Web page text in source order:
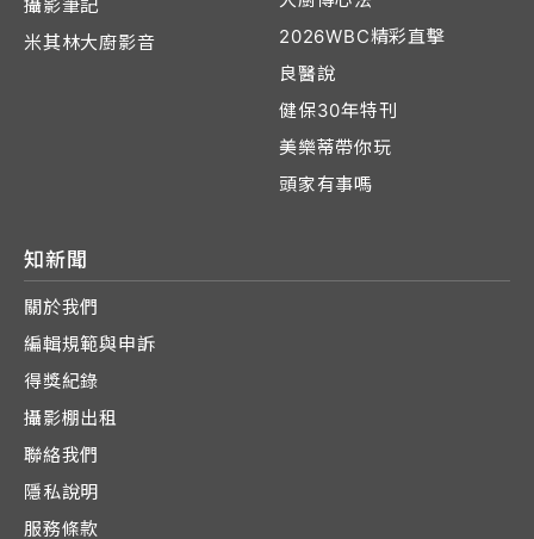
攝影筆記
米其林大廚影音
2026WBC精彩直擊
良醫說
健保30年特刊
美樂蒂帶你玩
頭家有事嗎
知新聞
關於我們
編輯規範與申訴
得獎紀錄
攝影棚出租
聯絡我們
隱私說明
服務條款